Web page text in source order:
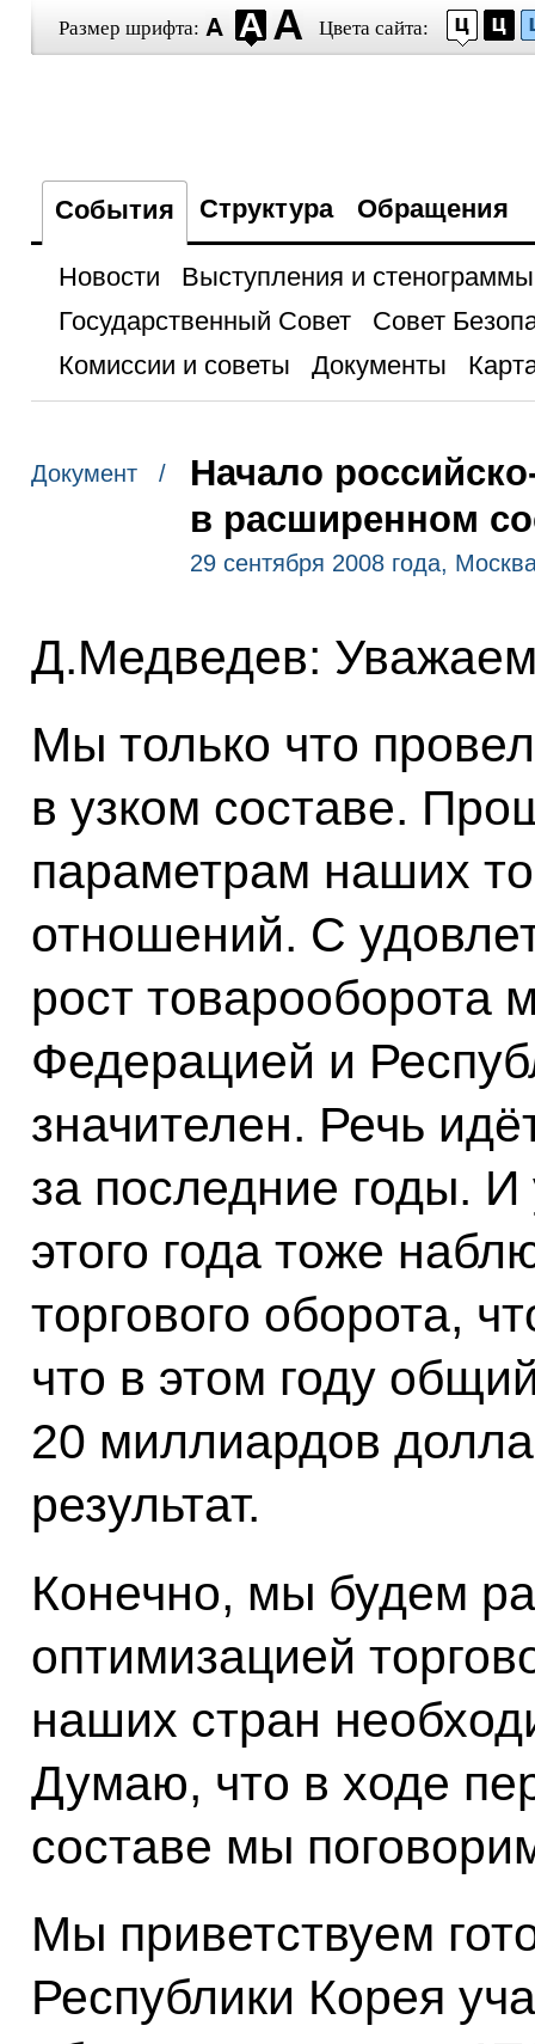
Размер шрифта: Цвета сайта:
События Структура Обращения
Новости
Выступления и стенограммы
Государственный Совет
Совет
Комиссии и советы
Документы
Документ /
Начало
в расширенном
29 сентября 2008 года,
Д.Медведев:
Мы только что
в узком составе.
параметрам наших
отношений. С
рост товарооборота
Федерацией и
значителен. Речь
за последние годы.
этого года тоже
торгового оборота,
что в этом году
20 миллиардов
результат.
Конечно, мы будем
оптимизацией
наших стран
Думаю, что в ходе
составе мы
Мы приветствуем
Республики Корея